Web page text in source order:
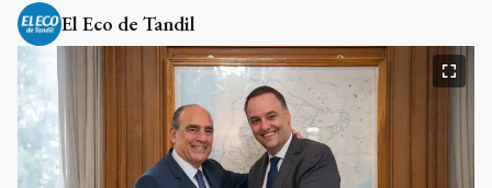
El Eco de Tandil